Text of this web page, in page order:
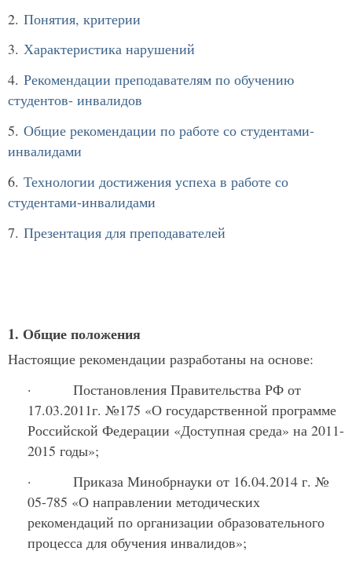
2. Понятия, критерии
3. Характеристика нарушений
4. Рекомендации преподавателям по обучению
студентов- инвалидов
5. Общие рекомендации по работе со студентами-
инвалидами
6. Технологии достижения успеха в работе со
студентами-инвалидами
7. Презентация для преподавателей
1. Общие положения
Настоящие рекомендации разработаны на основе:
· Постановления Правительства РФ от
17.03.2011г. №175 «О государственной программе
Российской Федерации «Доступная среда» на 2011-
2015 годы»;
· Приказа Минобрнауки от 16.04.2014 г. №
05-785 «О направлении методических
рекомендаций по организации образовательного
процесса для обучения инвалидов»;